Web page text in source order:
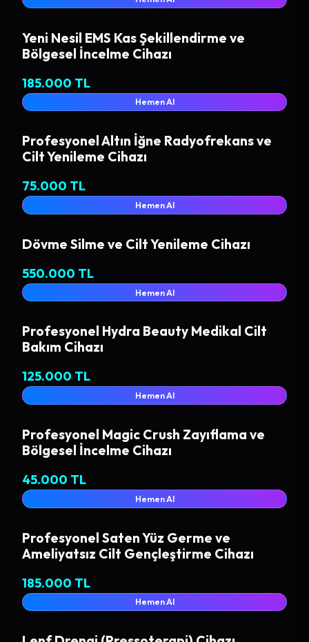
Yeni Nesil EMS Kas Şekillendirme ve
Bölgesel İncelme Cihazı
185.000 TL
Hemen Al
Profesyonel Altın İğne Radyofrekans ve
Cilt Yenileme Cihazı
75.000 TL
Hemen Al
Dövme Silme ve Cilt Yenileme Cihazı
550.000 TL
Hemen Al
Profesyonel Hydra Beauty Medikal Cilt
Bakım Cihazı
125.000 TL
Hemen Al
Profesyonel Magic Crush Zayıflama ve
Bölgesel İncelme Cihazı
45.000 TL
Hemen Al
Profesyonel Saten Yüz Germe ve
Ameliyatsız Cilt Gençleştirme Cihazı
185.000 TL
Hemen Al